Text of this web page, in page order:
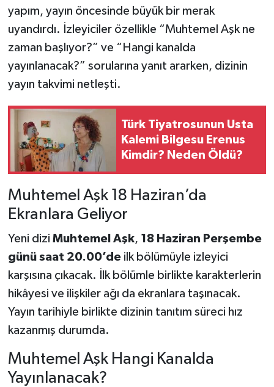
yapım, yayın öncesinde büyük bir merak
uyandırdı. İzleyiciler özellikle “Muhtemel Aşk ne
zaman başlıyor?” ve “Hangi kanalda
yayınlanacak?” sorularına yanıt ararken, dizinin
yayın takvimi netleşti.
Türk Tiyatrosunun Usta
Kalemi Bilgesu Erenus
Kimdir? Neden Öldü?
Muhtemel Aşk 18 Haziran’da
Ekranlara Geliyor
Yeni dizi Muhtemel Aşk, 18 Haziran Perşembe
günü saat 20.00’deilk bölümüyle izleyici
karşısına çıkacak. İlk bölümle birlikte karakterlerin
hikâyesi ve ilişkiler ağı da ekranlara taşınacak.
Yayın tarihiyle birlikte dizinin tanıtım süreci hız
kazanmış durumda.
Muhtemel Aşk Hangi Kanalda
Yayınlanacak?
KAHRAMANMARAŞ